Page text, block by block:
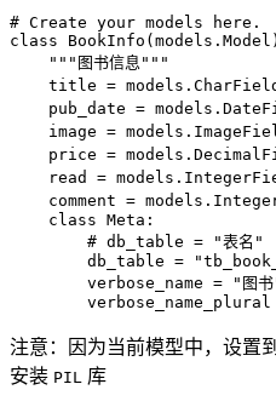
# Create your models here.
class
BookInfo ( models . Model )
"""图书信息"""
    title
= models .
    pub_date
= models .
    image
= models .
    price
= models .
    read
= models .
    comment
= models .
class Meta :
# db_table = "表名"
        db_table
=
        verbose_name
=
"图
        verbose_name_plural
注意：因为当前模型中，设置
安装 PIL 库